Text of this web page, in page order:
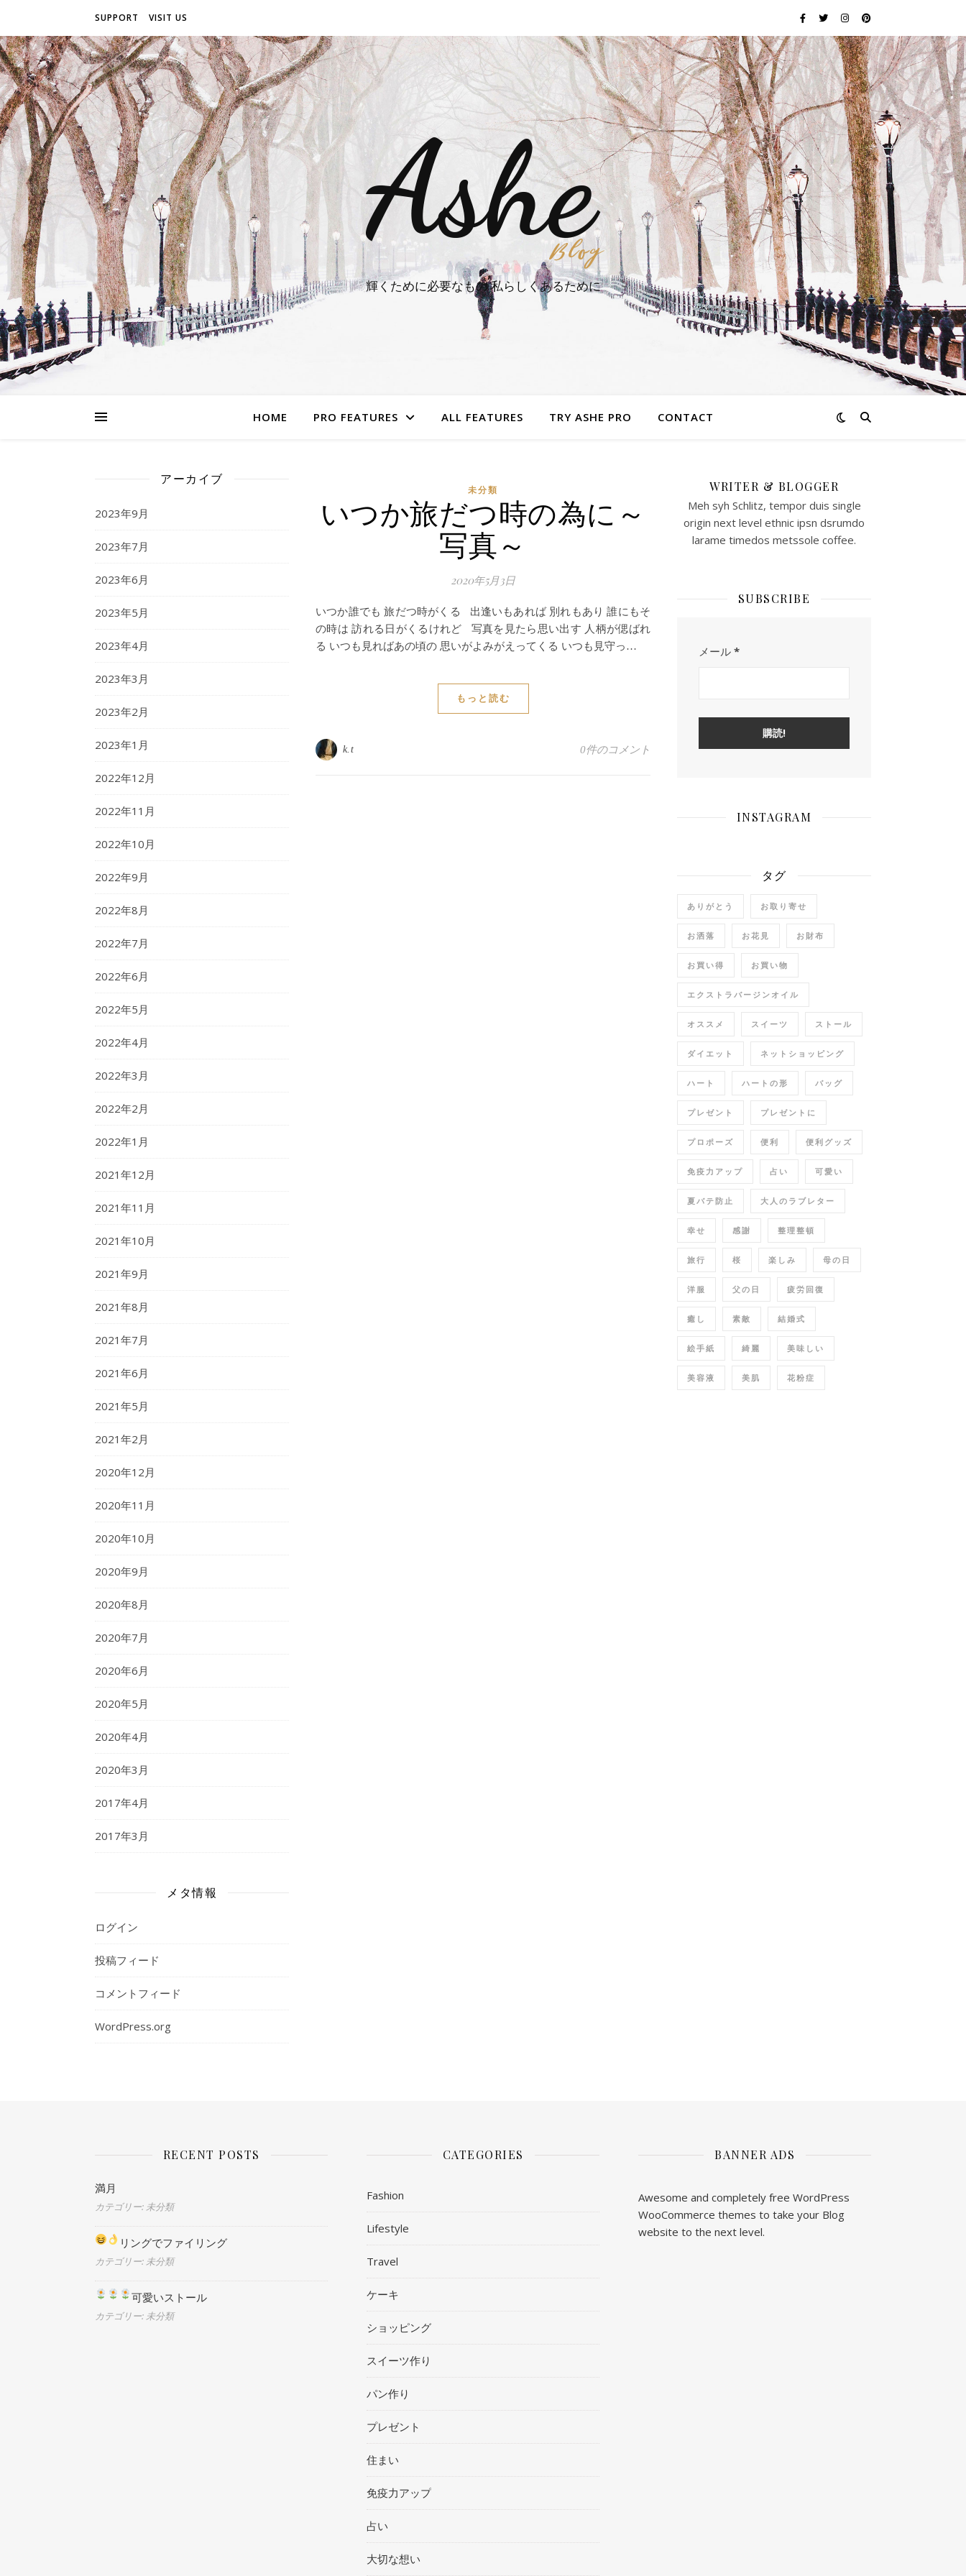
SUPPORT VISIT US
輝くために必要なもの 私らしくあるために
HOME PRO FEATURES ALL FEATURES TRY ASHE PRO CONTACT
アーカイブ
2023年9月
2023年7月
2023年6月
2023年5月
2023年4月
2023年3月
2023年2月
2023年1月
2022年12月
2022年11月
2022年10月
2022年9月
2022年8月
2022年7月
2022年6月
2022年5月
2022年4月
2022年3月
2022年2月
2022年1月
2021年12月
2021年11月
2021年10月
2021年9月
2021年8月
2021年7月
2021年6月
2021年5月
2021年2月
2020年12月
2020年11月
2020年10月
2020年9月
2020年8月
2020年7月
2020年6月
2020年5月
2020年4月
2020年3月
2017年4月
2017年3月
メタ情報
ログイン
投稿フィード
コメントフィード
WordPress.org
未分類
いつか旅だつ時の為に～
写真～
2020年5月3日
いつか誰でも 旅だつ時がくる 出逢いもあれば 別れもあり 誰にもそ
の時は 訪れる日がくるけれど 写真を見たら思い出す 人柄が偲ばれ
る いつも見ればあの頃の 思いがよみがえってくる いつも見守っ…
もっと読む
k.t 0件のコメント
WRITER & BLOGGER
Meh syh Schlitz, tempor duis single
origin next level ethnic ipsn dsrumdo
larame timedos metssole coffee.
SUBSCRIBE
メール *
INSTAGRAM
タグ
ありがとう お取り寄せ
お洒落 お花見 お財布
お買い得 お買い物
エクストラバージンオイル
オススメ スイーツ ストール
ダイエット ネットショッピング
ハート ハートの形 バッグ
プレゼント プレゼントに
プロポーズ 便利 便利グッズ
免疫力アップ 占い 可愛い
夏バテ防止 大人のラブレター
幸せ 感謝 整理整頓
旅行 桜 楽しみ 母の日
洋服 父の日 疲労回復
癒し 素敵 結婚式
絵手紙 綺麗 美味しい
美容液 美肌 花粉症
RECENT POSTS
満月
カテゴリー: 未分類
リングでファイリング
カテゴリー: 未分類
可愛いストール
カテゴリー: 未分類
CATEGORIES
Fashion
Lifestyle
Travel
ケーキ
ショッピング
スイーツ作り
パン作り
プレゼント
住まい
免疫力アップ
占い
大切な想い
BANNER ADS
Awesome and completely free WordPress
WooCommerce themes to take your Blog
website to the next level.